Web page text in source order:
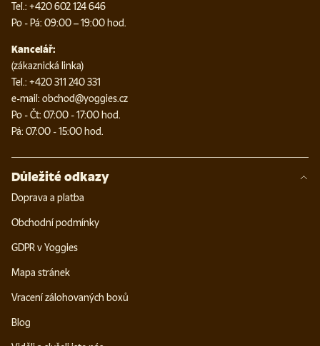
Tel.: +420 602 124 646
Po - Pá: 09:00 – 19:00 hod.
Kancelář:
(zákaznická linka)
Tel.: +420 311 240 331
e-mail: obchod@yoggies.cz
Po - Čt: 07:00 - 17:00 hod.
Pá: 07:00 - 15:00 hod.
Důležité odkazy
Doprava a platba
Obchodní podmínky
GDPR v Yoggies
Mapa stránek
Vracení zálohovaných boxů
Blog